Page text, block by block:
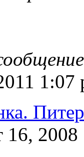
1:07
Питер
16,